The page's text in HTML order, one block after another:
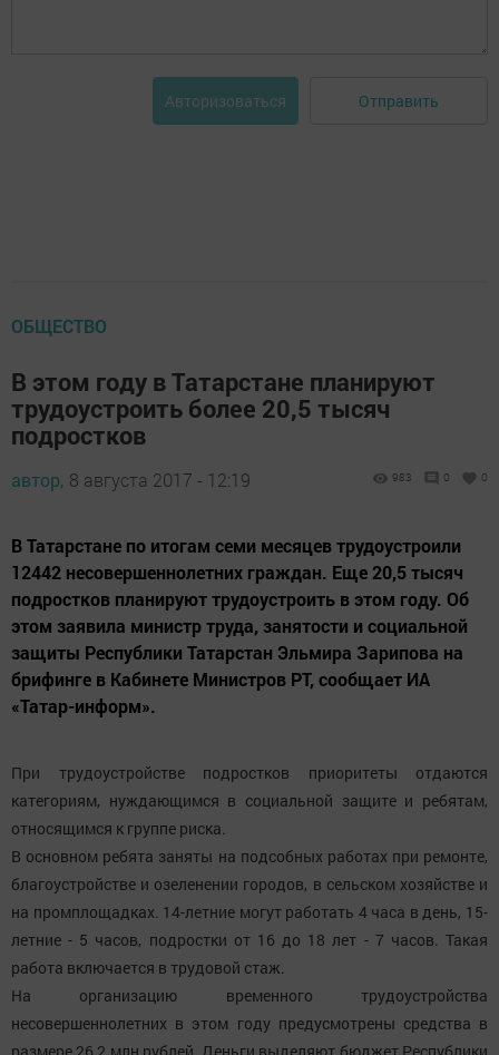
Авторизоваться Отправить
ОБЩЕСТВО
В этом году в Татарстане планируют
трудоустроить более 20,5 тысяч
подростков
автор, 8 августа 2017 - 12:19 983 0 0
В Татарстане по итогам семи месяцев трудоустроили
12442 несовершеннолетних граждан. Еще 20,5 тысяч
подростков планируют трудоустроить в этом году. Об
этом заявила министр труда, занятости и социальной
защиты Республики Татарстан Эльмира Зарипова на
брифинге в Кабинете Министров РТ, сообщает ИА
«Татар-информ».
При трудоустройстве подростков приоритеты отдаются
категориям, нуждающимся в социальной защите и ребятам,
относящимся к группе риска.
В основном ребята заняты на подсобных работах при ремонте,
благоустройстве и озеленении городов, в сельском хозяйстве и
на промплощадках. 14-летние могут работать 4 часа в день, 15-
летние - 5 часов, подростки от 16 до 18 лет - 7 часов. Такая
работа включается в трудовой стаж.
На организацию временного трудоустройства
несовершеннолетних в этом году предусмотрены средства в